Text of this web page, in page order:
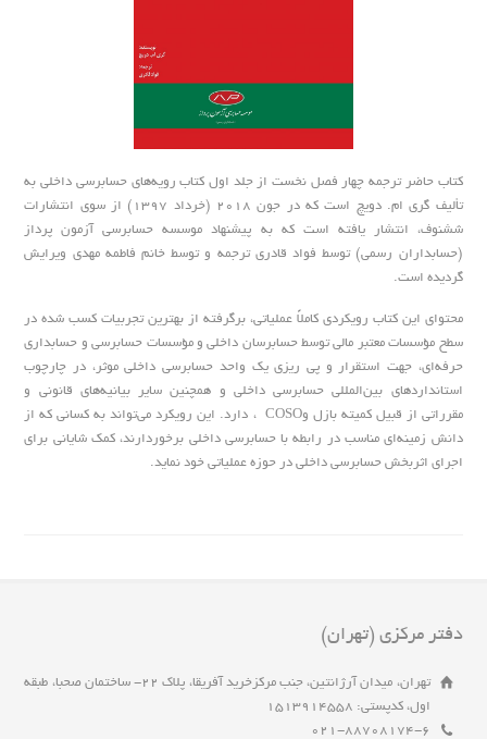
کتاب حاضر ترجمه چهار فصل نخست از جلد اول کتاب رویه‌های حسابرسی داخلی به
تألیف گری ام. دویچ است که در جون 2018 (خرداد 1397) از سوی انتشارات
ششنوف، انتشار یافته است که به پیشنهاد موسسه حسابرسی آزمون پرداز
(حسابداران رسمی) توسط فواد قادری ترجمه و توسط خانم فاطمه مهدی ویرایش
گردیده است.
محتوای این کتاب رویکردی کاملاً عملیاتی، برگرفته از بهترین تجربیات کسب شده در
سطح مؤسسات معتبر مالی توسط حسابرسان داخلی و مؤسسات حسابرسی و حسابداری
حرفه‌ای، جهت استقرار و پی ریزی یک واحد حسابرسی داخلی موثر، در چارچوب
استانداردهای بین‌المللی حسابرسی داخلی و همچنین سایر بیانیه‌های قانونی و
مقرراتی از قبیل کمیته بازل وCOSO ، دارد. این رویکرد می‌تواند به کسانی که از
دانش زمینه‌ای مناسب در رابطه با حسابرسی داخلی برخوردارند، کمک شایانی برای
اجرای اثربخش حسابرسی داخلی در حوزه عملیاتی خود نماید.
دفتر مرکزی (تهران)
تهران، میدان آرژانتین، جنب مرکزخرید آفریقا، پلاک 22- ساختمان صحبا، طبقه
اول، کدپستی: 1513914558
021-88708174-6